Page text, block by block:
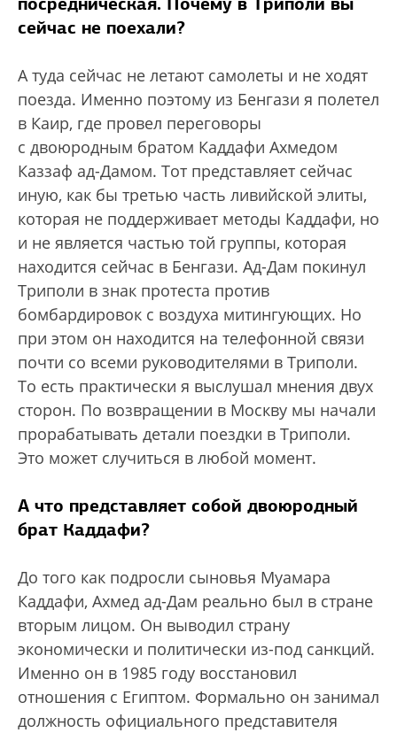
сейчас не поехали?
А туда сейчас не летают самолеты и не ходят
поезда. Именно поэтому из Бенгази я полетел
в Каир, где провел переговоры
с двоюродным братом Каддафи Ахмедом
Каззаф ад-Дамом. Тот представляет сейчас
иную, как бы третью часть ливийской элиты,
которая не поддерживает методы Каддафи, но
и не является частью той группы, которая
находится сейчас в Бенгази. Ад-Дам покинул
Триполи в знак протеста против
бомбардировок с воздуха митингующих. Но
при этом он находится на телефонной связи
почти со всеми руководителями в Триполи.
То есть практически я выслушал мнения двух
сторон. По возвращении в Москву мы начали
прорабатывать детали поездки в Триполи.
Это может случиться в любой момент.
А что представляет собой двоюродный
брат Каддафи?
До того как подросли сыновья Муамара
Каддафи, Ахмед ад-Дам реально был в стране
вторым лицом. Он выводил страну
экономически и политически из-под санкций.
Именно он в 1985 году восстановил
отношения с Египтом. Формально он занимал
должность официального представителя